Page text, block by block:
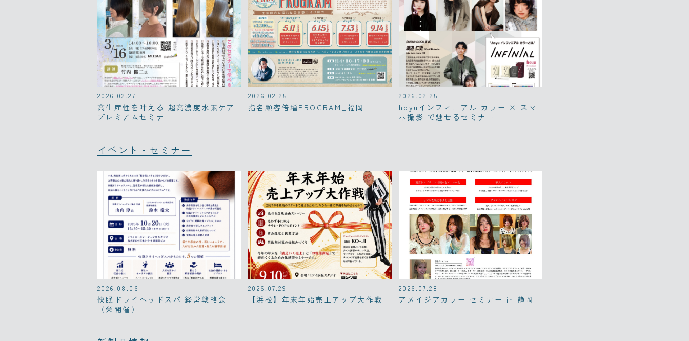
2026.02.27
高生産性を叶える 超高濃度水素ケア
プレミアムセミナー
2026.02.25
指名顧客倍増PROGRAM_福岡
2026.02.25
hoyuインフィニアル カラー × スマ
ホ撮影 で魅せるセミナー
イベント・セミナー
2026.08.06
快眠ドライヘッドスパ 経営戦略会
（栄開催）
2026.07.29
【浜松】年末年始売上アップ大作戦
2026.07.28
アメイジアカラー セミナー in 静岡